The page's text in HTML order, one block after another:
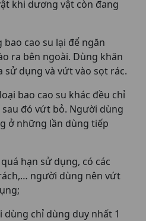
khi dương vật còn đang
cao su lại để ngăn
ra bên ngoài. Dùng khăn
sử dụng và vứt vào sọt rác.
bao cao su khác đều chỉ
đó vứt bỏ. Người dùng
ở những lần dùng tiếp
hạn sử dụng, có các
người dùng nên vứt
chỉ dùng duy nhất 1